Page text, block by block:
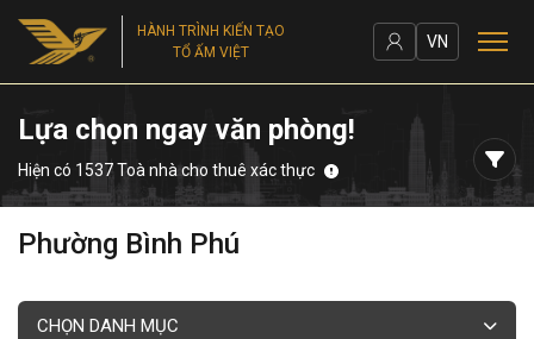
HÀNH TRÌNH KIẾN TẠO
TỔ ẤM VIỆT
VN
Lựa chọn ngay văn phòng!
Hiện có 1537 Toà nhà cho thuê xác thực
Phường Bình Phú
CHỌN DANH MỤC